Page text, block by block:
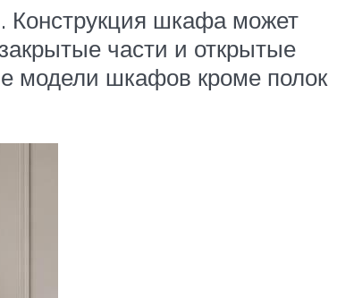
Конструкция шкафа может
части и открытые
модели шкафов кроме полок